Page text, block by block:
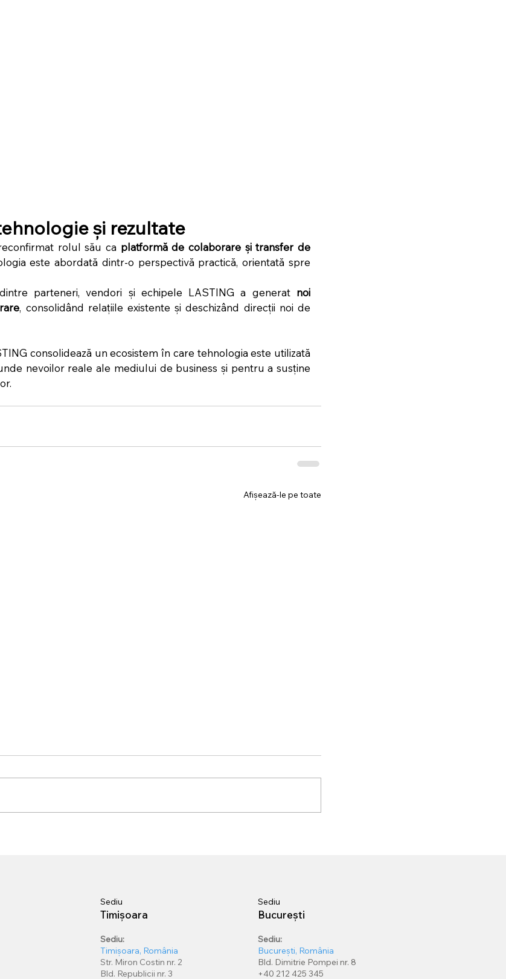
și rezultate
rolul său ca platformă de colaborare și transfer de
este abordată dintr-o perspectivă practică, orientată spre
parteneri, vendori și echipele LASTING a generat noi
, consolidând relațiile existente și deschizând direcții noi de
consolidează un ecosistem în care tehnologia este utilizată
nevoilor reale ale mediului de business și pentru a susține
Afișează-le pe toate
Sediu
Timișoara
Sediu:
Timișoara, România
Str. Miron Costin nr. 2
Bld. Republicii nr. 3
Sediu
București
Sediu:
București, România
Bld. Dimitrie Pompei nr. 8
+40 212 425 345